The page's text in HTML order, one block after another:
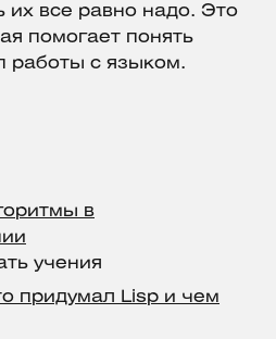
их все равно надо. Это
помогает понять
работы с языком.
в
учения
придумал Lisp и чем